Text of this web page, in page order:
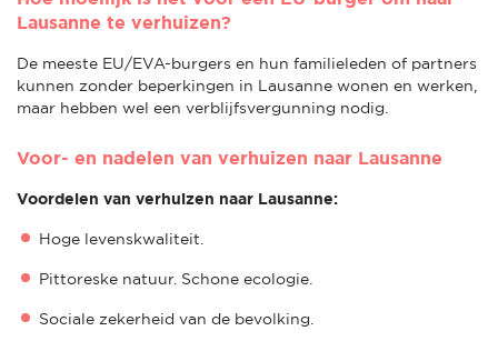
Lausanne te verhuizen?
De meeste EU/EVA-burgers en hun familieleden of partners
kunnen zonder beperkingen in Lausanne wonen en werken,
maar hebben wel een verblijfsvergunning nodig.
Voor- en nadelen van verhuizen naar Lausanne
Voordelen van verhuizen naar Lausanne:
Hoge levenskwaliteit.
Pittoreske natuur. Schone ecologie.
Sociale zekerheid van de bevolking.